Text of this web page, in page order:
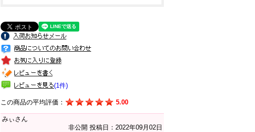
(1件)
この商品の平均評価： 5.00
みぃさん
非公開 投稿日：2022年09月02日